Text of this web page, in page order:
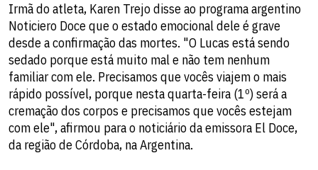
Irmã do atleta, Karen Trejo disse ao programa argentino
Noticiero Doce que o estado emocional dele é grave
desde a confirmação das mortes. "O Lucas está sendo
sedado porque está muito mal e não tem nenhum
familiar com ele. Precisamos que vocês viajem o mais
rápido possível, porque nesta quarta-feira (1º) será a
cremação dos corpos e precisamos que vocês estejam
com ele", afirmou para o noticiário da emissora El Doce,
da região de Córdoba, na Argentina.